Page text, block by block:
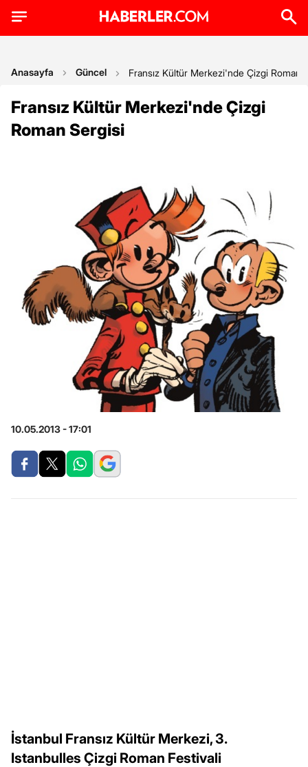
Anasayfa Güncel Fransız Kültür Merkezi'nde Çizgi Roman
Fransız Kültür Merkezi'nde Çizgi
Roman Sergisi
10.05.2013 - 17:01
İstanbul Fransız Kültür Merkezi, 3.
Istanbulles Çizgi Roman Festivali